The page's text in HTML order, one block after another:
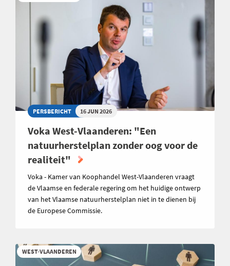
PERSBERICHT 16 JUN 2026
Voka West-Vlaanderen: "Een
natuurherstelplan zonder oog voor de
realiteit"
Voka - Kamer van Koophandel West-Vlaanderen vraagt
de Vlaamse en federale regering om het huidige ontwerp
van het Vlaamse natuurherstelplan niet in te dienen bij
de Europese Commissie.
WEST-VLAANDEREN